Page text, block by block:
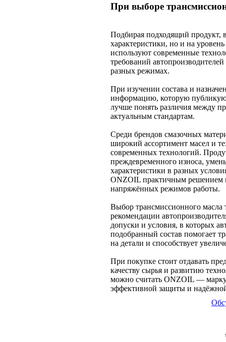
При выборе
Подбирая подходящий продукт,
характеристики, но и на
используют современные
требований
разных режимах.
При изучении состава и
информацию, которую
лучше понять различия между
актуальным стандартам.
Среди брендов смазочных
широкий ассортимент масел и
современных технологий.
преждевременного износа,
характеристики в разных
ONZOIL практичным решением
напряжённых режимов работы.
Выбор трансмиссионного масла
рекомендации
допуски и условия, в которых
подобранный состав помогает
на детали и способствует
При покупке стоит отдавать
качеству сырья и развитию
можно считать ONZOIL —
эффективной защиты и